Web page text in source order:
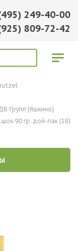
249-40-00
809-72-42
Групп (Яшкино)
90 гр. дой-пак (18)